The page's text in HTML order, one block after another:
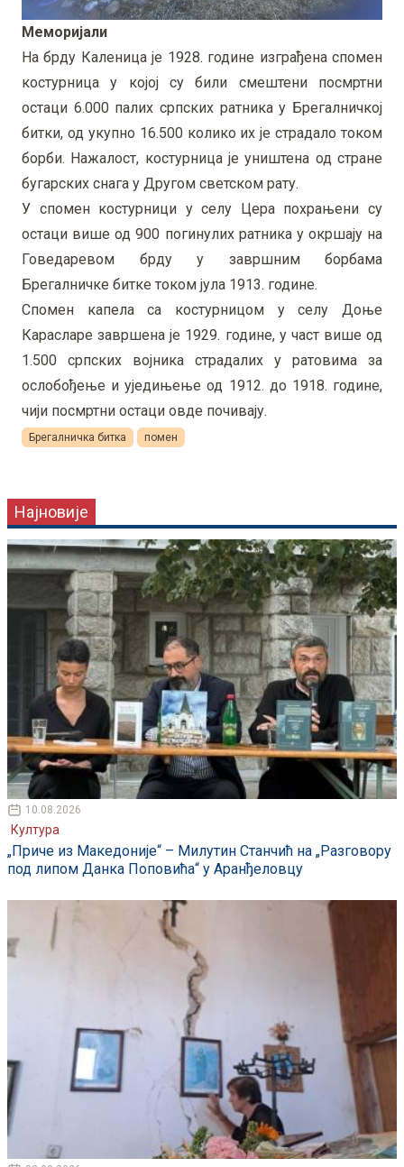
Меморијали
На брду Каленица је 1928. године изграђена спомен
костурница у којој су били смештени посмртни
остаци 6.000 палих српских ратника у Брегалничкој
битки, од укупно 16.500 колико их је страдало током
борби. Нажалост, костурница је уништена од стране
бугарских снага у Другом светском рату.
У спомен костурници у селу Цера похрањени су
остаци више од 900 погинулих ратника у окршају на
Говедаревом брду у завршним борбама
Брегалничке битке током јула 1913. године.
Спомен капела са костурницом у селу Доње
Карасларе завршена је 1929. године, у част више од
1.500 српских војника страдалих у ратовима за
ослобођење и уједињење од 1912. до 1918. године,
чији посмртни остаци овде почивају.
Брегалничка битка помен
Најновије
10.08.2026
Култура
„Приче из Македоније“ – Милутин Станчић на „Разговору
под липом Данка Поповића“ у Аранђеловцу